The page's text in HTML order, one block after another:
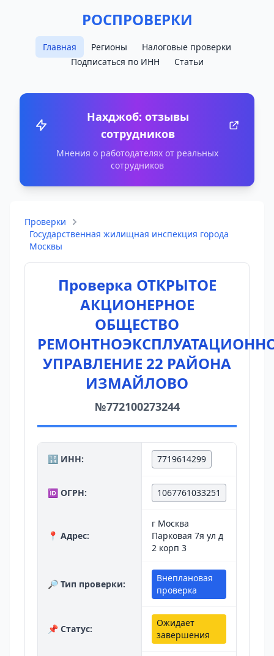
РОСПРОВЕРКИ
Главная Регионы
Налоговые проверки
Подписаться по ИНН
Статьи
Нахджоб: отзывы
сотрудников
Мнения о работодателях от реальных
сотрудников
Проверки
Государственная жилищная инспекция города
Москвы
Проверка ОТКРЫТОЕ
АКЦИОНЕРНОЕ
ОБЩЕСТВО
УПРАВЛЕНИЕ 22 РАЙОНА
ИЗМАЙЛОВО
№772100273244
🔢 ИНН: 7719614299
🆔 ОГРН: 1067761033251
📍 Адрес:
г Москва
Парковая 7я ул д
2 корп 3
🔎 Тип проверки:
Внеплановая
проверка
📌 Статус:
Ожидает
завершения